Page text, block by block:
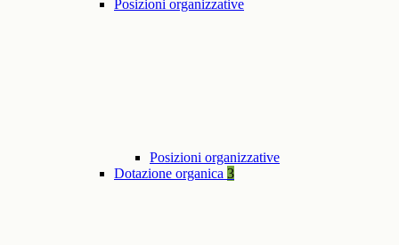
Posizioni organizzative
Posizioni organizzative
Dotazione organica 3